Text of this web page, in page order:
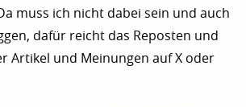
muss ich nicht dabei sein und auch
dafür reicht das Reposten und
Artikel und Meinungen auf X oder